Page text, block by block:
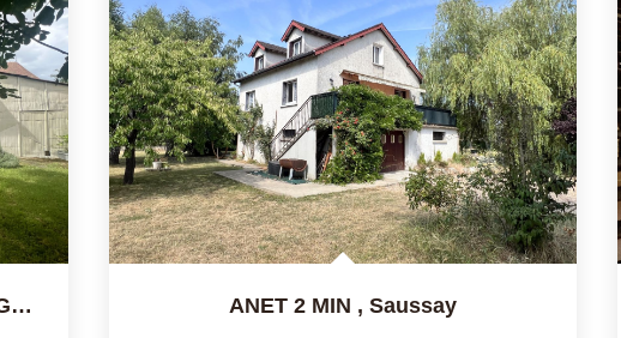
HOUDAN 7 MIN - PROCHE RN12 Et Gare
ANET 2 MIN , Saussay